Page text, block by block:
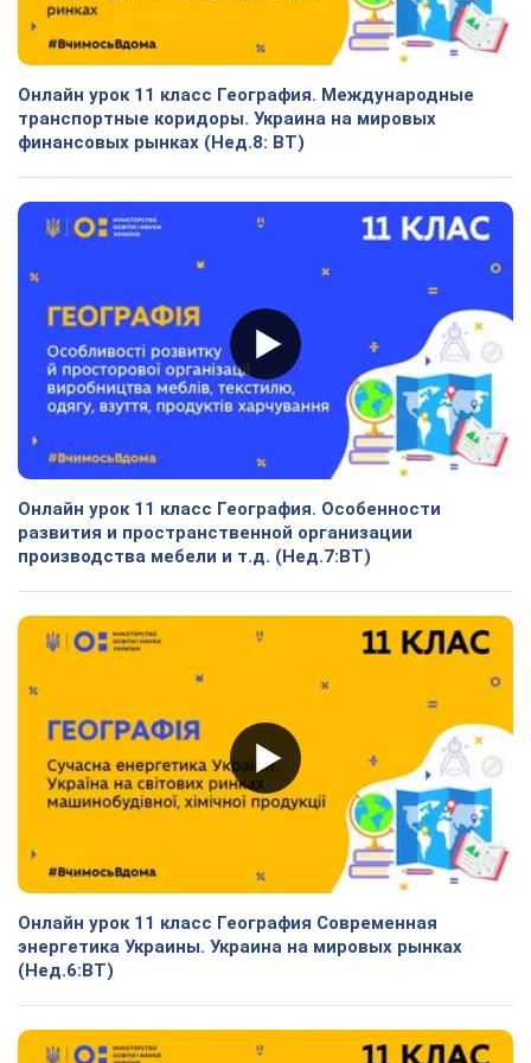
Онлайн урок 11 класс География. Международные
транспортные коридоры. Украина на мировых
финансовых рынках (Нед.8: ВТ)
Онлайн урок 11 класс География. Особенности
развития и пространственной организации
производства мебели и т.д. (Нед.7:ВТ)
Онлайн урок 11 класс География Современная
энергетика Украины. Украина на мировых рынках
(Нед.6:ВТ)